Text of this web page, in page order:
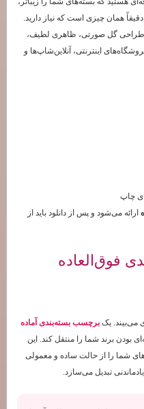
همان چیزی است که نیاز دارید.
طراحی گل صورتی، ظاهری لطیف،
اینترنتی، آنلاین‌شاپ‌ها و
چاپ
ارائه می‌شود و پس از دانلود باید از
فوق‌العاده
می‌بیند. یک برچسب بسته‌بندی آماده
بودن برند شما را منتقل کند. این
شما را از حالت ساده و معمولی
تبدیل می‌سازد.